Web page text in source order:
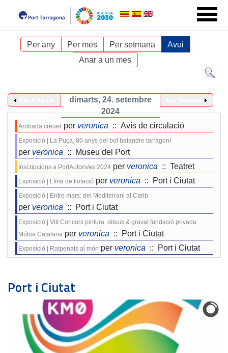
Per any Per mes Per setmana
Avui
Anar a un mes
dimarts, 24. setembre
2024
Arribada creuer per veronica :: Avís de circulació
Exposició | La Puça, 80 anys del bot balandre tarragoní
per veronica :: Museu del Port
Inscripcions a PortAutors/es 2024 per veronica :: Teatret
Exposició | Línia de flotació per veronica :: Port i Ciutat
Exposició | Entre mars: del Mediterrani al Carib
per veronica :: Port i Ciutat
Exposició | VIII Concurs pintura, dibuix & gravat fundació privada
Mútua Catalana per veronica :: Port i Ciutat
Exposició | Ratpenats al món per veronica :: Port i Ciutat
Port i Ciutat